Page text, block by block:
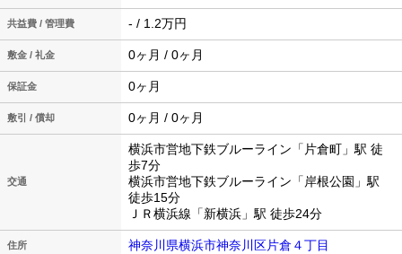
共益費 / 管理費 - / 1.2万円
敷金 / 礼金 0ヶ月 / 0ヶ月
保証金 0ヶ月
敷引 / 償却 0ヶ月 / 0ヶ月
交通
横浜市営地下鉄ブルーライン「片倉町」駅 徒
歩7分
横浜市営地下鉄ブルーライン「岸根公園」駅
徒歩15分
ＪＲ横浜線「新横浜」駅 徒歩24分
住所 神奈川県横浜市神奈川区片倉４丁目